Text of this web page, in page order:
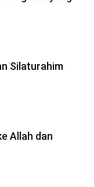
Silaturahim
Allah dan